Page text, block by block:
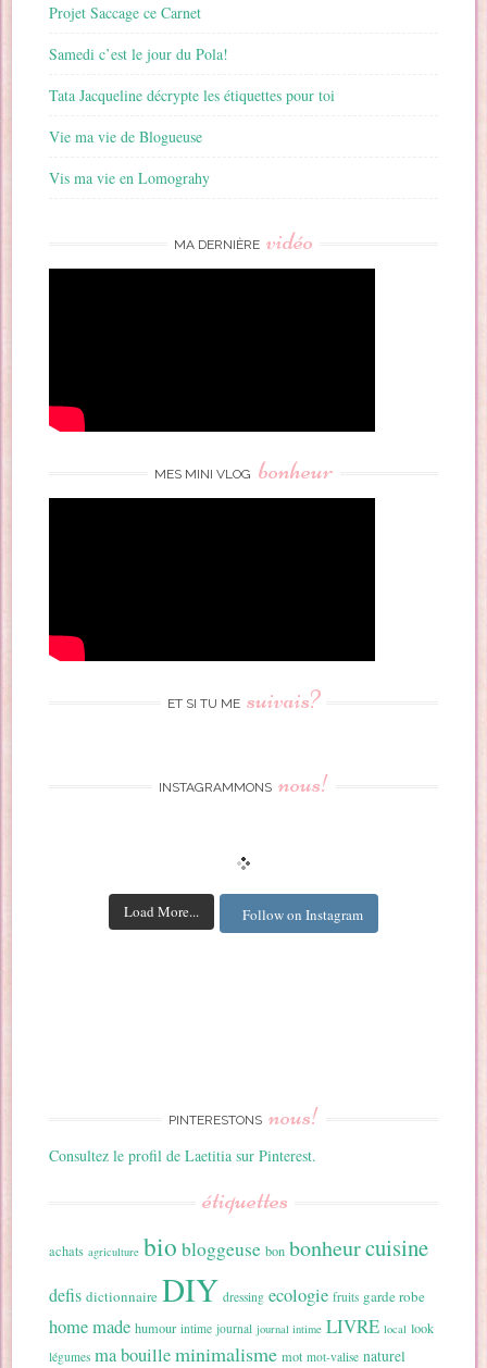
Projet Saccage ce Carnet
Samedi c’est le jour du Pola!
Tata Jacqueline décrypte les étiquettes pour toi
Vie ma vie de Blogueuse
Vis ma vie en Lomograhy
MA DERNIÈRE vidéo
MES MINI VLOG bonheur
ET SI TU ME suivais?
INSTAGRAMMONS nous!
Load More... Follow on Instagram
PINTERESTONS nous!
Consultez le profil de Laetitia sur Pinterest.
étiquettes
achats agriculture bio bloggeuse bon bonheurcuisine
defis dictionnaire DIY dressing ecologie fruits garde robe
home made humour intime journal journal intime LIVRE local look
légumes ma bouilleminimalisme mot mot-valise naturel